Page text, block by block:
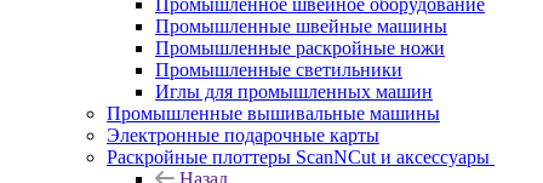
Промышленное швейное оборудование
Промышленные швейные машины
Промышленные раскройные ножи
Промышленные светильники
Иглы для промышленных машин
Промышленные вышивальные машины
Электронные подарочные карты
Раскройные плоттеры ScanNCut и аксессуары
Назад